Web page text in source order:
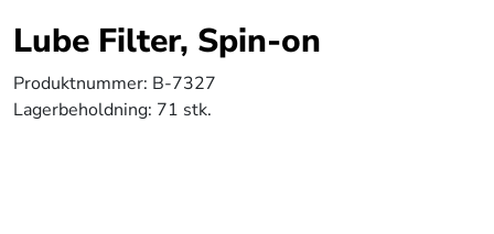
Lube Filter, Spin-on
Produktnummer: B-7327
Lagerbeholdning: 71 stk.